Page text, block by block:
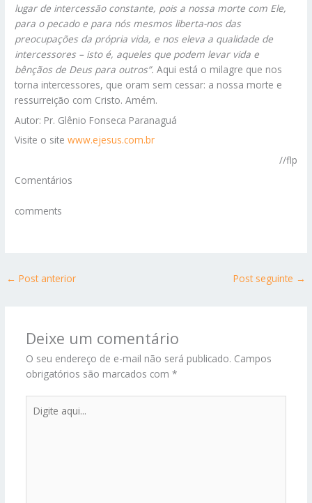
lugar de intercessão constante, pois a nossa morte com Ele,
para o pecado e para nós mesmos liberta-nos das
preocupações da própria vida, e nos eleva a qualidade de
intercessores – isto é, aqueles que podem levar vida e
bênçãos de Deus para outros”. Aqui está o milagre que nos
torna intercessores, que oram sem cessar: a nossa morte e
ressurreição com Cristo. Amém.
Autor: Pr. Glênio Fonseca Paranaguá
Visite o sitewww.ejesus.com.br
//flp
Comentários
comments
← Post anterior Post seguinte →
Deixe um comentário
O seu endereço de e-mail não será publicado. Campos
obrigatórios são marcados com *
aqui...